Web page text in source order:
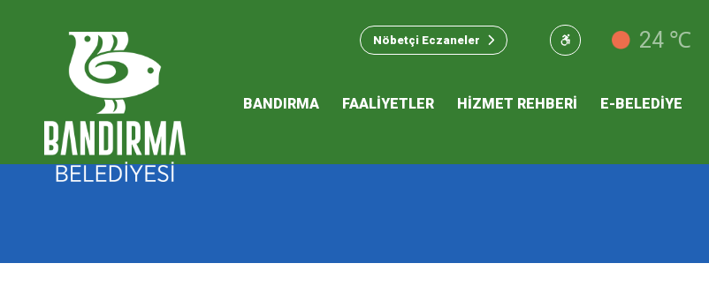
Nöbetçi Eczaneler 24 ℃
2026 Performans Programı
BANDIRMA FAALİYETLER HİZMET REHBERİ E-BELEDİYE